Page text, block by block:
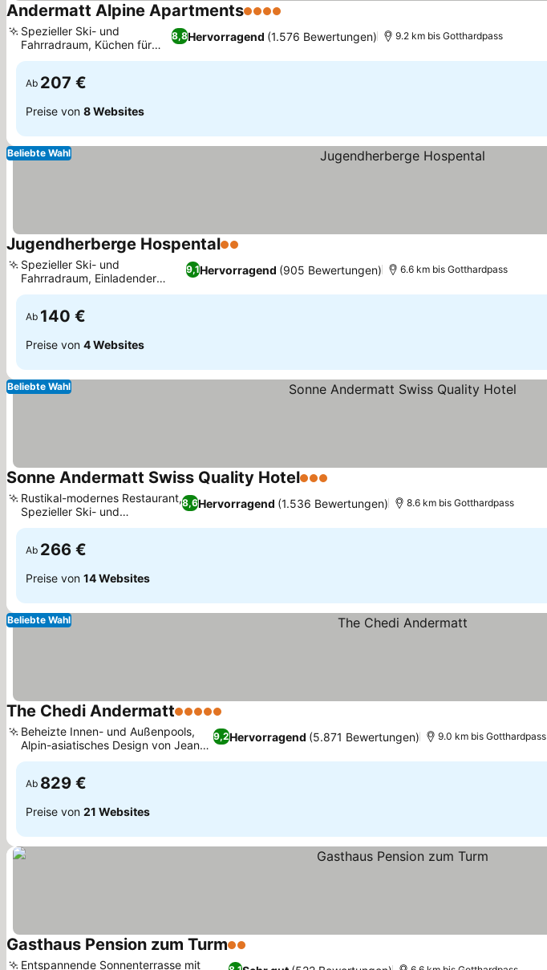
Andermatt Alpine Apartments4 Sterne
8,8Hervorragend (1.576 Bewertungen)
Spezieller Ski- und
Fahrradraum, Küchen für
Feinschmecker
9.2 km bis Gotthardpass
Ab 207 €
Preise von 8 Websites
Beliebte Wahl
Jugendherberge Hospental2 Sterne
9,1Hervorragend (905 Bewertungen)
Spezieller Ski- und
Fahrradraum, Einladender
Garten und Terrasse
6.6 km bis Gotthardpass
Ab 140 €
Preise von 4 Websites
Beliebte Wahl
Sonne Andermatt Swiss Quality Hotel3 Sterne
8,6Hervorragend (1.536 Bewertungen)
Rustikal-modernes Restaurant,
Spezieller Ski- und
Fahrradraum
8.6 km bis Gotthardpass
Ab 266 €
Preise von 14 Websites
Beliebte Wahl
The Chedi Andermatt5 Sterne
9,2Hervorragend (5.871 Bewertungen)
Beheizte Innen- und Außenpools,
Alpin-asiatisches Design von Jean-
Michel Gathy
9.0 km bis Gotthardpass
Ab 829 €
Preise von 21 Websites
Gasthaus Pension zum Turm2 Sterne
Entspannende Sonnenterrasse mit